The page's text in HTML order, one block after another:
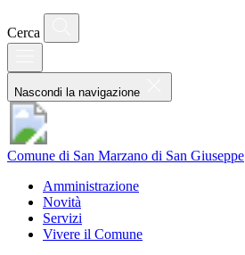
Cerca
Nascondi la navigazione
Comune di San Marzano di San Giuseppe
Amministrazione
Novità
Servizi
Vivere il Comune